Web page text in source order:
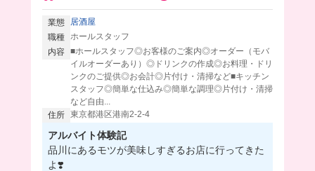
業態
居酒屋
職種
ホールスタッフ
内容 ■ホールスタッフ◎お客様のご案内◎オーダー（モバ
イルオーダーあり）◎ドリンクの作成◎お料理・ドリ
ンクのご提供◎お会計◎片付け・清掃など■キッチン
スタッフ◎簡単な仕込み◎簡単な調理◎片付け・清掃
など自由...
住所 東京都港区港南2-2-4
アルバイト体験記
品川にあるモツが美味しすぎるお店に行ってきた
よ❣️